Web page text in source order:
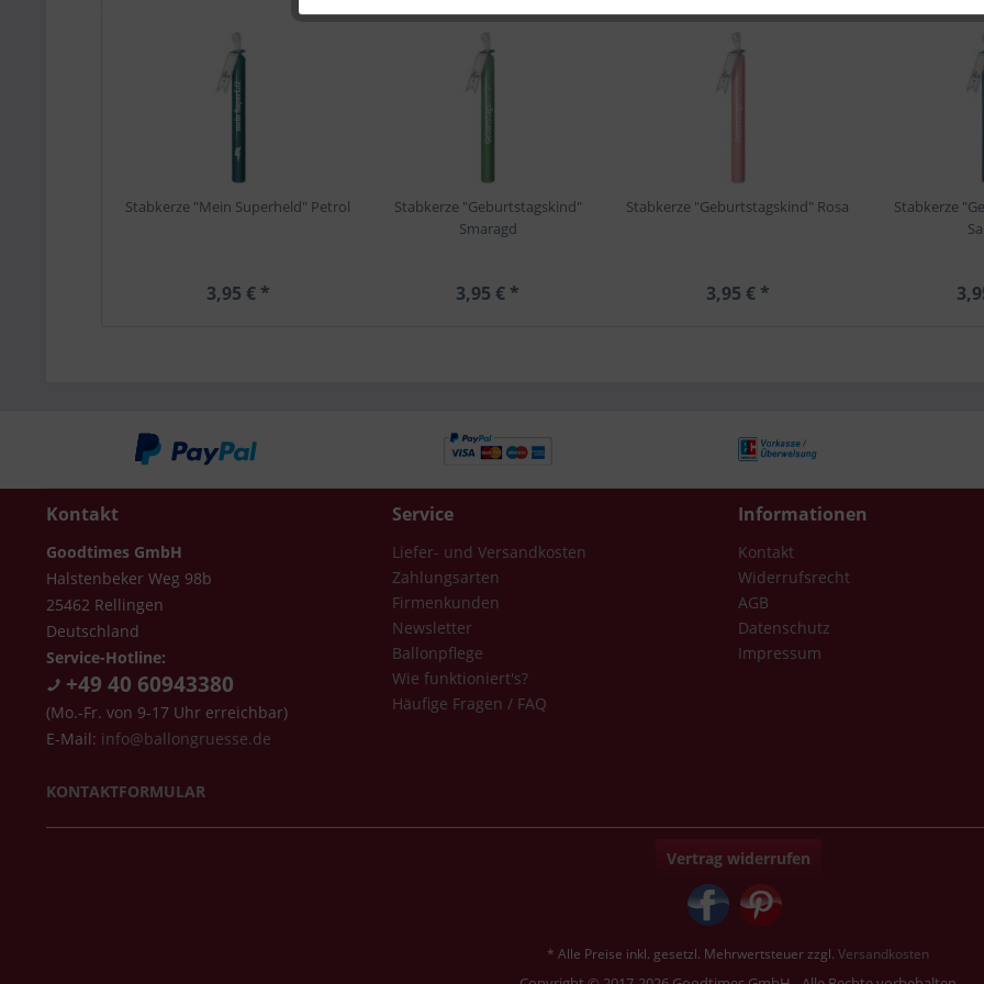
Stabkerze "Mein Superheld" Petrol
3,95 € *
Stabkerze "Geburtstagskind"
Smaragd
3,95 € *
Stabkerze "Geburtstagskind" Rosa
3,95 € *
Stabkerze
Kontakt
Goodtimes GmbH
Halstenbeker Weg 98b
25462 Rellingen
Deutschland
Service-Hotline:
+49 40 60943380
(Mo.-Fr. von 9-17 Uhr erreichbar)
E-Mail: info@ballongruesse.de
KONTAKTFORMULAR
Service
Liefer- und Versandkosten
Zahlungsarten
Firmenkunden
Newsletter
Ballonpflege
Wie funktioniert's?
Häufige Fragen / FAQ
Informationen
Kontakt
Widerrufsrecht
AGB
Datenschutz
Impressum
Vertrag widerrufen
* Alle Preise inkl. gesetzl. Mehrwertsteuer zzgl. Versandkosten